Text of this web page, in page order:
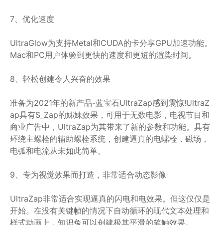
7、优化速度
UltraGlow为支持Metal和CUDA的卡分享GPU加速功能。
Mac和PC用户体验到更快的速度和更短的渲染时间。
8、轻松创建令人兴奋的效果
准备为2021年的新产品-蓝宝石UltraZap感到震惊!UltraZ
ap具有S_Zap的姊妹效果，可用于无数电影，电视节目和
商业广告中，UltraZap为其带来了新的参数和功能。具有
环绕主螺栓的辅助螺栓系统，创建逼真的电螺栓，磁场，
电弧和电流从未如此简单。
9、专为视觉效果而打造，非常适合动态影像
UltraZap非常适合实现逼真的闪电和电效果。但这仅仅是
开始。在没有关键帧的情况下自动循环的现代文本处理和
样式动画上，知识兔可以创建极其平滑的笔触效果。